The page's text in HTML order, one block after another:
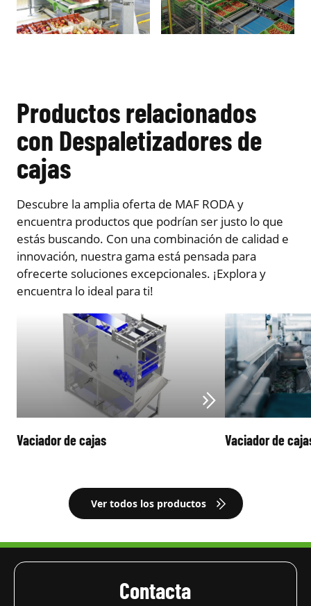
Productos relacionados
con Despaletizadores de
cajas
Descubre la amplia oferta de MAF RODA y
encuentra productos que podrían ser justo lo que
estás buscando. Con una combinación de calidad e
innovación, nuestra gama está pensada para
ofrecerte soluciones excepcionales. ¡Explora y
encuentra lo ideal para ti!
Vaciador de cajas Vaciador de
Ver todos los productos
Contacta